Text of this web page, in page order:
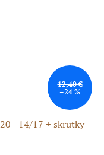
12,40 €
–24 %
- 14/17 + skrutky